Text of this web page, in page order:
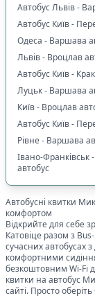
Автобус Львів -
Автобус Київ -
Одеса - Варшава
Львів - Вроцлав
Автобус Київ -
Луцьк - Варшава
Київ - Вроцлав
Автобус Київ -
Рівне - Варшава
Івано-Франківськ
автобус
Автобусні квитки
комфортом
Відкрийте для себе
Катовіце разом з
сучасних автобусах
комфортними
безкоштовним Wi-Fi
квитки на автобус
сайті. Просто